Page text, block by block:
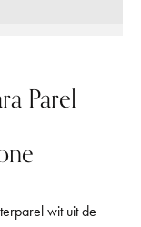
Parel
wit uit de